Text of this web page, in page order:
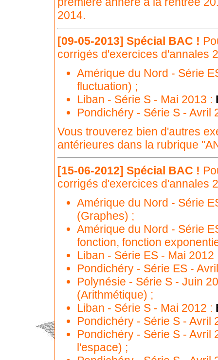
2014.
[09-05-2013] Spécial BAC !
corrigés d'exercices d'annales
Amérique du Nord - Série
fluctuation) ;
Liban - Série S - Mai 2013 :
Pondichéry - Série S - Avril
Vous trouverez bien d'autres
antérieures dans la rubrique
[15-06-2012] Spécial BAC !
corrigés d'exercices d'annales
Amérique du Nord - Série
(Graphes) ;
Amérique du Nord - Série
fonction, fonction
Liban - Série ES - Mai
Pondichéry - Série ES -
Polynésie - Série S - Juin
(Arithmétique) ;
Liban - Série S - Mai 2012 :
Pondichéry - Série S - Avril
Pondichéry - Série S - Avril
l'espace) ;